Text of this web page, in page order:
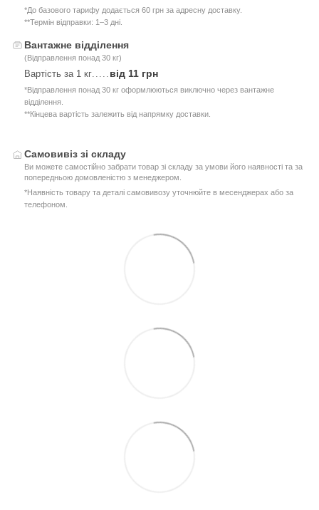
*До базового тарифу додається 60 грн за адресну доставку.
**Термін відправки: 1–3 дні.
Вантажне відділення
(Відправлення понад 30 кг)
Вартість за 1 кг від 11 грн
*Відправлення понад 30 кг оформлюються виключно через вантажне
відділення.
**Кінцева вартість залежить від напрямку доставки.
Самовивіз зі складу
Ви можете самостійно забрати товар зі складу за умови його наявності та за
попередньою домовленістю з менеджером.
*Наявність товару та деталі самовивозу уточнюйте в месенджерах або за
телефоном.